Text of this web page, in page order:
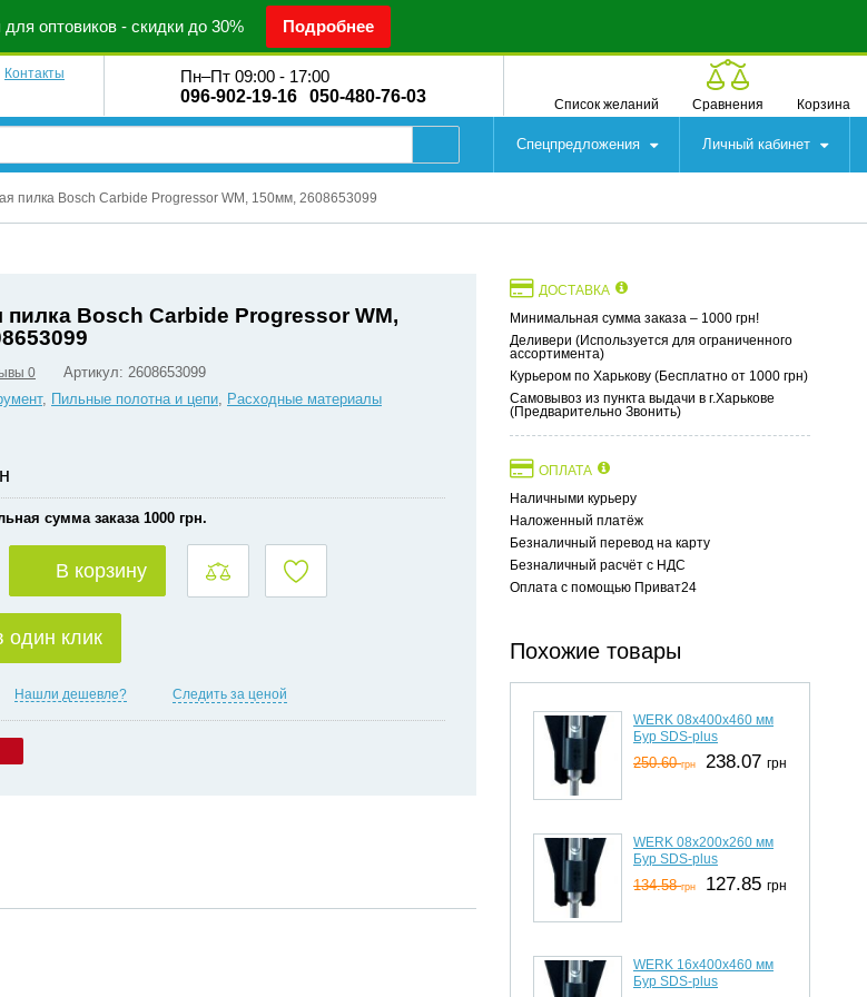
оптовиков - скидки до 30% Подробнее
Контакты
Пн–Пт 09:00 - 17:00
096-902-19-16
050-480-76-03 Список желаний Сравнения Корзина
Спецпредложения Личный кабинет
пилка Bosch Carbide Progressor WM, 150мм, 2608653099
пилка Bosch Carbide Progressor WM,
0 Артикул: 2608653099
, Пильные полотна и цепи, Расходные материалы
сумма заказа 1000 грн.
В корзину
один клик
Нашли дешевле? Следить за ценой
ДОСТАВКА
Минимальная сумма заказа – 1000 грн!
Деливери (Используется для ограниченного
ассортимента)
Курьером по Харькову (Бесплатно от 1000 грн)
Самовывоз из пункта выдачи в г.Харькове
(Предварительно Звонить)
ОПЛАТА
Наличными курьеру
Наложенный платёж
Безналичный перевод на карту
Безналичный расчёт с НДС
Оплата с помощью Приват24
Похожие товары
WERK 08х400x460 мм
Бур SDS-plus
250.60грн 238.07 грн
WERK 08х200x260 мм
Бур SDS-plus
134.58грн 127.85 грн
WERK 16х400x460 мм
Бур SDS-plus